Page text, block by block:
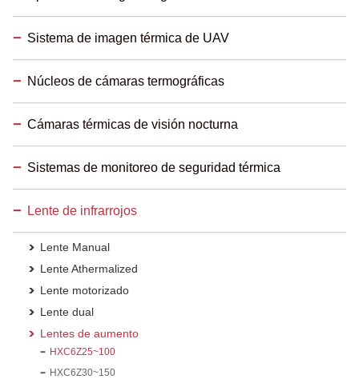
Sistema de imagen térmica de UAV
Núcleos de cámaras termográficas
Cámaras térmicas de visión nocturna
Sistemas de monitoreo de seguridad térmica
Lente de infrarrojos
Lente Manual
Lente Athermalized
Lente motorizado
Lente dual
Lentes de aumento
HXC6Z25~100
HXC6Z30~150